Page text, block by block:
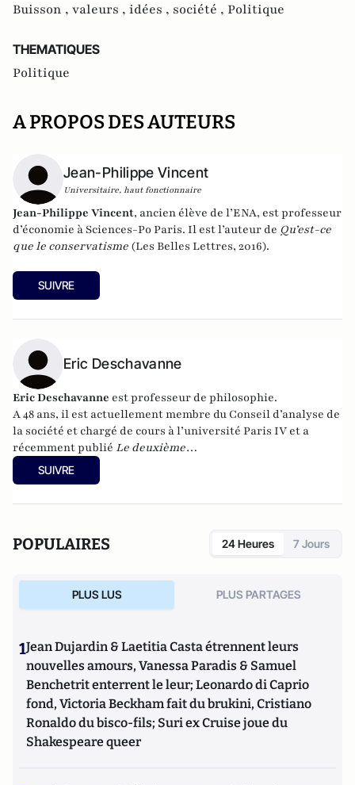
Buisson , valeurs , idées , société , Politique
THEMATIQUES
Politique
A PROPOS DES AUTEURS
Jean-Philippe Vincent
Universitaire, haut fonctionnaire
Jean-Philippe Vincent, ancien élève de l’ENA, est professeur
d’économie à Sciences-Po Paris. Il est l’auteur de Qu’est-ce
que le conservatisme (Les Belles Lettres, 2016).
SUIVRE
Eric Deschavanne
Eric Deschavanne est professeur de philosophie.
A 48 ans, il est actuellement membre du Conseil d’analyse de
la société et chargé de cours à l’université Paris IV et a
récemment publié Le deuxième
humanisme – Introduction à la pensée de Luc Ferry
(Germina, 2010). Il est également l’auteur, avec Pierre-Henri
SUIVRE
POPULAIRES 24 Heures 7 Jours
PLUS LUS PLUS PARTAGES
1Jean Dujardin & Laetitia Casta étrennent leurs
nouvelles amours, Vanessa Paradis & Samuel
Benchetrit enterrent le leur; Leonardo di Caprio
fond, Victoria Beckham fait du brukini, Cristiano
Ronaldo du bisco-fils; Suri ex Cruise joue du
Shakespeare queer